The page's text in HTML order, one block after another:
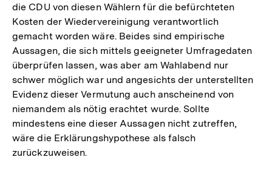
die CDU von diesen Wählern für die befürchteten
Kosten der Wiedervereinigung verantwortlich
gemacht worden wäre. Beides sind empirische
Aussagen, die sich mittels geeigneter Umfragedaten
überprüfen lassen, was aber am Wahlabend nur
schwer möglich war und angesichts der unterstellten
Evidenz dieser Vermutung auch anscheinend von
niemandem als nötig erachtet wurde. Sollte
mindestens eine dieser Aussagen nicht zutreffen,
wäre die Erklärungshypothese als falsch
zurückzuweisen.